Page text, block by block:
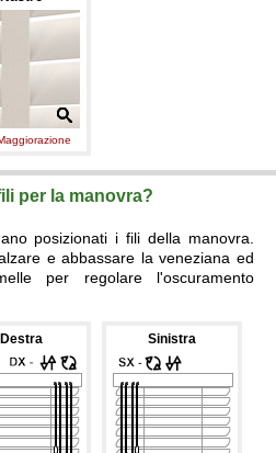
per la manovra?
posizionati i fili della manovra.
e abbassare la veneziana ed
per regolare l'oscuramento
Destra Sinistra